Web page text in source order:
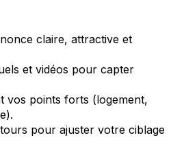
claire, attractive et
et vidéos pour capter
vos points forts (logement,
pour ajuster votre ciblage